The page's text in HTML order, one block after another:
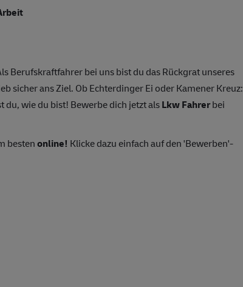
Berufskraftfahrer bei uns bist du das Rückgrat unseres
sicher ans Ziel. Ob Echterdinger Ei oder Kamener Kreuz:
du, wie du bist! Bewerbe dich jetzt alsLkw Fahrerbei
bestenonline! Klicke dazu einfach auf den 'Bewerben'-